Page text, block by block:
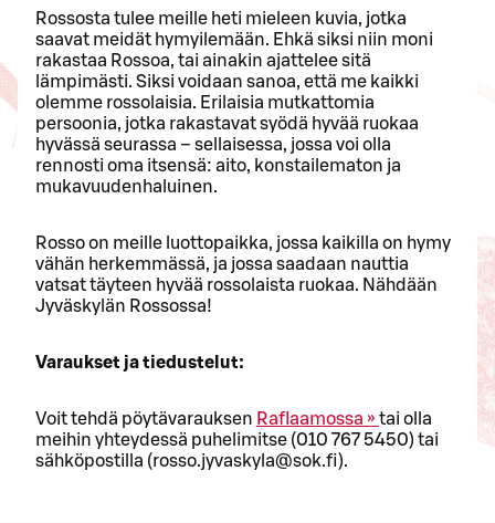
Rossosta tulee meille heti mieleen kuvia, jotka
saavat meidät hymyilemään. Ehkä siksi niin moni
rakastaa Rossoa, tai ainakin ajattelee sitä
lämpimästi. Siksi voidaan sanoa, että me kaikki
olemme rossolaisia. Erilaisia mutkattomia
persoonia, jotka rakastavat syödä hyvää ruokaa
hyvässä seurassa – sellaisessa, jossa voi olla
rennosti oma itsensä: aito, konstailematon ja
mukavuudenhaluinen.
Rosso on meille luottopaikka, jossa kaikilla on hymy
vähän herkemmässä, ja jossa saadaan nauttia
vatsat täyteen hyvää rossolaista ruokaa. Nähdään
Jyväskylän Rossossa!
Varaukset ja tiedustelut:
Voit tehdä pöytävarauksen Raflaamossa » tai olla
meihin yhteydessä puhelimitse (010 767 5450) tai
sähköpostilla (rosso.jyvaskyla@sok.fi).